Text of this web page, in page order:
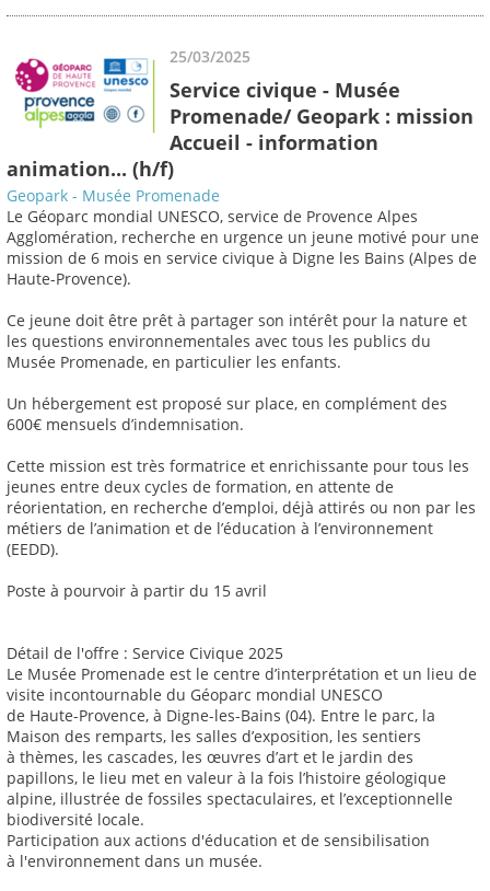
25/03/2025
Service civique - Musée
Promenade/ Geopark : mission
Accueil - information
animation... (h/f)
Geopark - Musée Promenade
Le Géoparc mondial UNESCO, service de Provence Alpes
Agglomération, recherche en urgence un jeune motivé pour une
mission de 6 mois en service civique à Digne les Bains (Alpes de
Haute-Provence).
Ce jeune doit être prêt à partager son intérêt pour la nature et
les questions environnementales avec tous les publics du
Musée Promenade, en particulier les enfants.
Un hébergement est proposé sur place, en complément des
600€ mensuels d’indemnisation.
Cette mission est très formatrice et enrichissante pour tous les
jeunes entre deux cycles de formation, en attente de
réorientation, en recherche d’emploi, déjà attirés ou non par les
métiers de l’animation et de l’éducation à l’environnement
(EEDD).
Poste à pourvoir à partir du 15 avril
Détail de l'offre : Service Civique 2025
Le Musée Promenade est le centre d’interprétation et un lieu de
visite incontournable du Géoparc mondial UNESCO
de Haute-Provence, à Digne-les-Bains (04). Entre le parc, la
Maison des remparts, les salles d’exposition, les sentiers
à thèmes, les cascades, les œuvres d’art et le jardin des
papillons, le lieu met en valeur à la fois l’histoire géologique
alpine, illustrée de fossiles spectaculaires, et l’exceptionnelle
biodiversité locale.
Participation aux actions d'éducation et de sensibilisation
à l'environnement dans un musée.